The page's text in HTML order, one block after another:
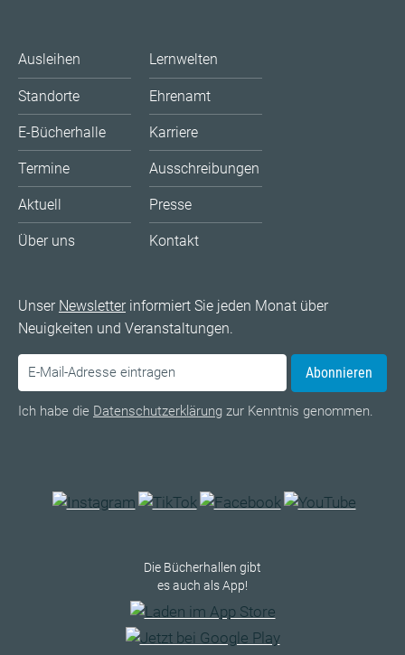
Ausleihen
Standorte
E-Bücherhalle
Termine
Aktuell
Über uns
Lernwelten
Ehrenamt
Karriere
Ausschreibungen
Presse
Kontakt
Unser Newsletterinformiert Sie jeden Monat über
Neuigkeiten und Veranstaltungen.
Abonnieren
Ich habe die Datenschutzerklärung zur Kenntnis genommen.
Die Bücherhallen gibt
es auch als App!